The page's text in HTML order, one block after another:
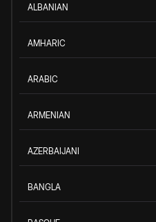
ALBANIAN
AMHARIC
ARABIC
ARMENIAN
AZERBAIJANI
BANGLA